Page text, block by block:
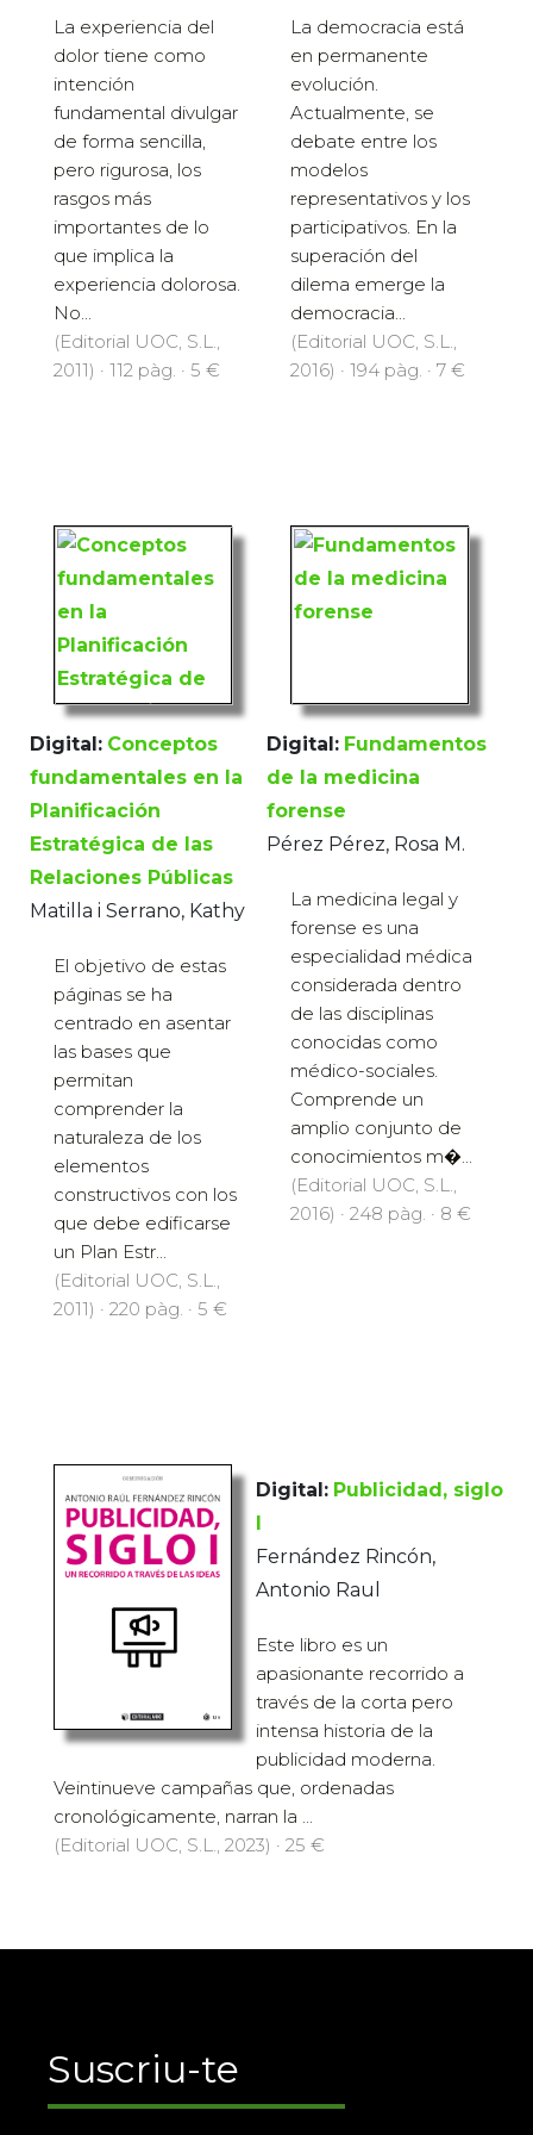
La experiencia del
dolor tiene como
intención
fundamental divulgar
de forma sencilla,
pero rigurosa, los
rasgos más
importantes de lo
que implica la
experiencia dolorosa.
No...
(Editorial UOC, S.L.,
2011) · 112 pàg. · 5 €
La democracia está
en permanente
evolución.
Actualmente, se
debate entre los
modelos
representativos y los
participativos. En la
superación del
dilema emerge la
democracia...
(Editorial UOC, S.L.,
2016) · 194 pàg. · 7 €
Digital: Conceptos
fundamentales en la
Planificación
Estratégica de las
Relaciones Públicas
Matilla i Serrano, Kathy
El objetivo de estas
páginas se ha
centrado en asentar
las bases que
permitan
comprender la
naturaleza de los
elementos
constructivos con los
que debe edificarse
un Plan Estr...
(Editorial UOC, S.L.,
2011) · 220 pàg. · 5 €
Digital: Fundamentos
de la medicina
forense
Pérez Pérez, Rosa M.
La medicina legal y
forense es una
especialidad médica
considerada dentro
de las disciplinas
conocidas como
médico-sociales.
Comprende un
amplio conjunto de
conocimientos m�...
(Editorial UOC, S.L.,
2016) · 248 pàg. · 8 €
Digital: Publicidad, siglo
I
Fernández Rincón,
Antonio Raul
Este libro es un
apasionante recorrido a
través de la corta pero
intensa historia de la
publicidad moderna.
Veintinueve campañas que, ordenadas
cronológicamente, narran la ...
(Editorial UOC, S.L., 2023) · 25 €
Suscriu-te